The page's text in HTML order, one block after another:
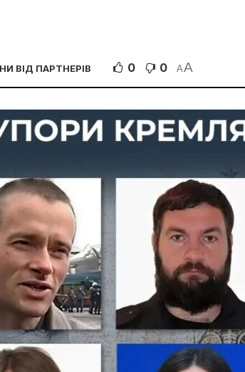
ВІД ПАРТНЕРІВ 0 0 AA